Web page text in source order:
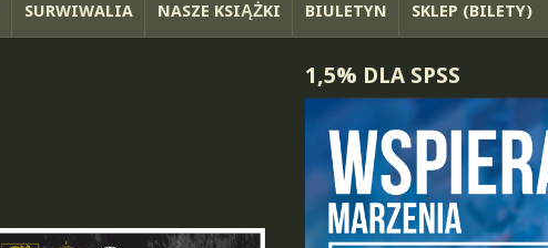
SURWIWALIA NASZE KSIĄŻKI BIULETYN SKLEP (BILETY)
1,5% DLA SPSS